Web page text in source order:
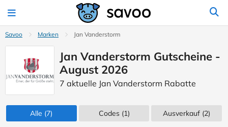
Savoo Marken Jan Vanderstorm
Jan Vanderstorm Gutscheine -
August 2026
7 aktuelle Jan Vanderstorm Rabatte
Alle (7) Codes(1) Ausverkauf (2)